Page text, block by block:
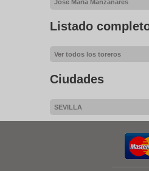
Jose Maria Manzanares
Listado
Ver todos los toreros
Ciudades
SEVILLA